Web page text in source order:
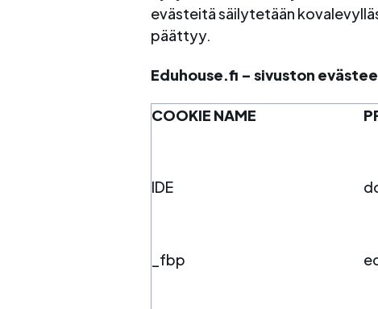
evästeitä säilytetään
päättyy.
Eduhouse.fi – sivuston
COOKIE NAME
IDE
_fbp